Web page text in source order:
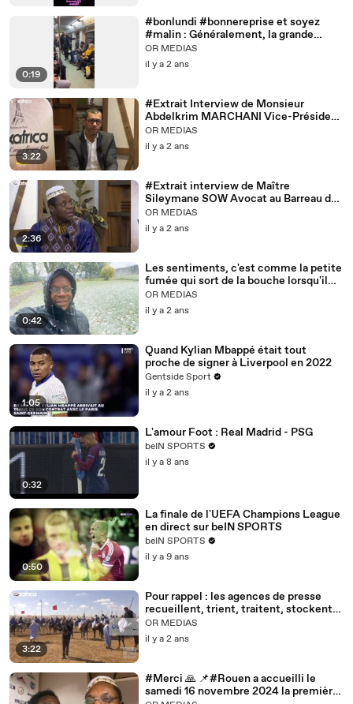
0:19
#bonlundi #bonnereprise et soyez
#malin : Généralement, la grande
#malice des #uns est le plus souvent
faite de la #stupidité des #autres.
OR MEDIAS
il y a 2 ans
3:22
#Extrait Interview de Monsieur
Abdelkrim MARCHANI Vice-Président
de la Métropole Rouen Normandie
OR MEDIAS
il y a 2 ans
2:36
#Extrait interview de Maître
Sileymane SOW Avocat au Barreau de
Rouen Adjoint au maire de Rouen
économie, commerce, attractivité,
relations internationales,
OR MEDIAS
il y a 2 ans
0:42
Les sentiments, c'est comme la petite
fumée qui sort de la bouche lorsqu'il
fait froid, eux seuls prouvent qu'on est
vivant. 🥶#froid☁️ #neige☃️🧣
OR MEDIAS
il y a 2 ans
1:05
Quand Kylian Mbappé était tout
proche de signer à Liverpool en 2022
Gentside Sport
il y a 2 ans
0:32
L'amour Foot : Real Madrid - PSG
beIN SPORTS
il y a 8 ans
0:50
La finale de l'UEFA Champions League
en direct sur beIN SPORTS
beIN SPORTS
il y a 9 ans
3:22
Pour rappel : les agences de presse
recueillent, trient, traitent, stockent,
transmettent et diffusent
l'information
OR MEDIAS
il y a 2 ans
#Merci 🙏 📌#Rouen a accueilli le
samedi 16 novembre 2024 la première